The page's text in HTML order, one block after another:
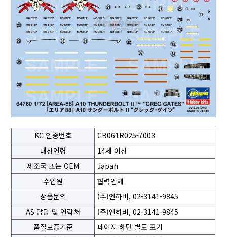
KC 인증번호
CB061R025-7003
대상연령
14세 이상
제조국 또는 OEM
Japan
수입원
협력업체
상품문의
(주)엔하비, 02-3141-9845
AS 담당 및 연락처
(주)엔하비, 02-3141-9845
품질보증기준
페이지 하단 별도 표기